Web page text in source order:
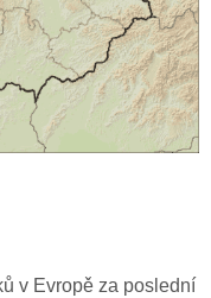
v Evropě za poslední